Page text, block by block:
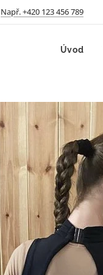
Např. +420 123 456 789
Úvod